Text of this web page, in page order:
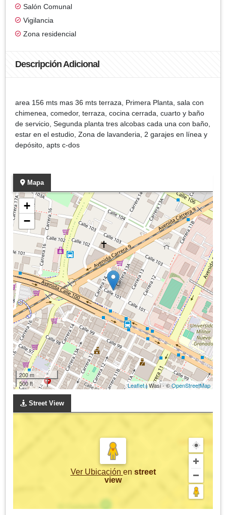
Salón Comunal
Vigilancia
Zona residencial
Descripción Adicional
area 156 mts mas 36 mts terraza, Primera Planta, sala con
chimenea, comedor, terraza, cocina cerrada, cuarto y baño
de servicio, Segunda planta tres alcobas cada una con baño,
estar en el estudio, Zona de lavanderia, 2 garajes en línea y
depósito, apts c-dos
Mapa
+
−
200 m
500 ft
Leaflet| Wasi - ©OpenStreetMap
Street View
Ver Ubicación en street
view